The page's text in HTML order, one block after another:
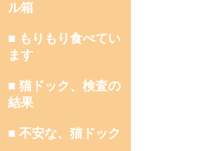
ル箱
■ もりもり食べてい
ます
■ 猫ドック、検査の
結果
■ 不安な、猫ドック